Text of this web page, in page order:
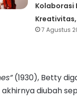
Kolaborasi
7 Agustus
(1930), Betty
diubah